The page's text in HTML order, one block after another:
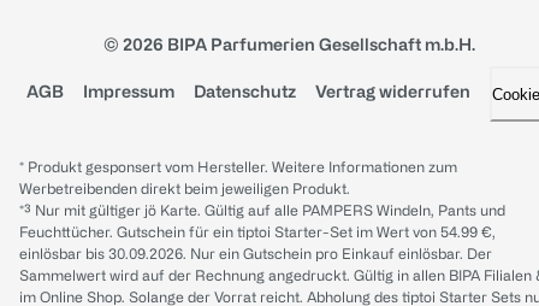
© 2026 BIPA Parfumerien Gesellschaft m.b.H.
AGB Impressum Datenschutz Vertrag widerrufen
* Produkt gesponsert vom Hersteller. Weitere Informationen zum
Werbetreibenden direkt beim jeweiligen Produkt.
*³ Nur mit gültiger jö Karte. Gültig auf alle PAMPERS Windeln, Pants und
Feuchttücher. Gutschein für ein tiptoi Starter-Set im Wert von 54.99 €,
einlösbar bis 30.09.2026. Nur ein Gutschein pro Einkauf einlösbar. Der
Sammelwert wird auf der Rechnung angedruckt. Gültig in allen BIPA Filialen
im Online Shop. Solange der Vorrat reicht. Abholung des tiptoi Starter Sets